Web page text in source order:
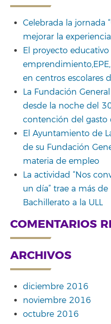
Celebrada la jornada
mejorar la
El proyecto
en centros escolares
La Fundación
desde la noche del
contención del gasto
El Ayuntamiento de
de su Fundación
materia de empleo
La actividad “Nos
un día” trae a más
Bachillerato a la ULL
COMENTARIOS
ARCHIVOS
diciembre 2016
noviembre 2016
octubre 2016